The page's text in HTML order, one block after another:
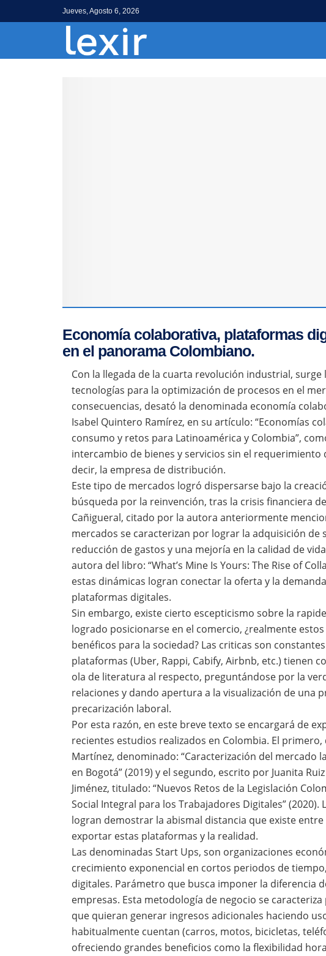
Jueves, Agosto 6, 2026
Economía colaborativa, plataformas
en el panorama Colombiano.
Con la llegada de la cuarta revolución industrial,
tecnologías para la optimización de procesos en el
consecuencias, desató la denominada economía
Isabel Quintero Ramírez, en su artículo: “Economías
consumo y retos para Latinoamérica y Colombia”,
intercambio de bienes y servicios sin el
decir, la empresa de distribución.
Este tipo de mercados logró dispersarse bajo la
búsqueda por la reinvención, tras la crisis financiera
Cañigueral, citado por la autora anteriormente
mercados se caracterizan por lograr la adquisición de
reducción de gastos y una mejoría en la calidad de
autora del libro: “What’s Mine Is Yours: The Rise of
estas dinámicas logran conectar la oferta y la
plataformas digitales.
Sin embargo, existe cierto escepticismo sobre la
logrado posicionarse en el comercio, ¿realmente
benéficos para la sociedad? Las criticas son
plataformas (Uber, Rappi, Cabify, Airbnb, etc.) tienen
ola de literatura al respecto, preguntándose por la
relaciones y dando apertura a la visualización de una
precarización laboral.
Por esta razón, en este breve texto se encargará de
recientes estudios realizados en Colombia. El
Martínez, denominado: “Caracterización del mercado
en Bogotá” (2019) y el segundo, escrito por Juanita
Jiménez, titulado: “Nuevos Retos de la Legislación
Social Integral para los Trabajadores Digitales” (2020).
logran demostrar la abismal distancia que existe
exportar estas plataformas y la realidad.
Las denominadas Start Ups, son organizaciones
crecimiento exponencial en cortos periodos de
digitales. Parámetro que busca imponer la diferencia
empresas. Esta metodología de negocio se
que quieran generar ingresos adicionales haciendo
habitualmente cuentan (carros, motos, bicicletas,
ofreciendo grandes beneficios como la flexibilidad